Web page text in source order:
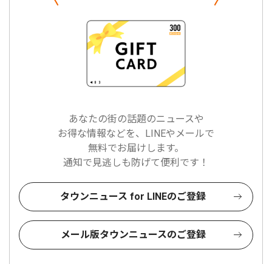
あなたの街の話題のニュースや
お得な情報などを、LINEやメールで
無料でお届けします。
通知で見逃しも防げて便利です！
タウンニュース for LINEのご登録
メール版タウンニュースのご登録